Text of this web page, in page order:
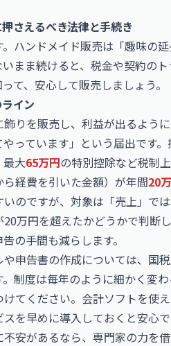
さえるべき法律と手続き
。ハンドメイド販売は「趣味の
まま続けると、税金や契約の
て、安心して販売しましょう。
イン
りを販売し、利益が出るよう
やっています」という届出です
大65万円の特別控除など税制
経費を引いた金額）が年間20
のですが、対象は「売上」で
万円を超えたかどうかで判断
の手間も減らします。
申告書の作成については、国
制度は毎年のように細かく変
てください。会計ソフトを使
を早めに導入しておくと安心で
安があるなら、専門家の力を